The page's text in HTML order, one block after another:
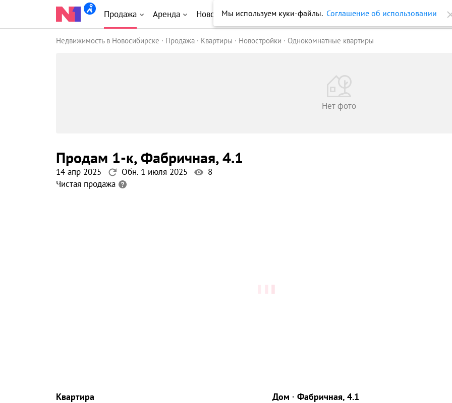
Продажа Аренда Новостройки Журнал Еще
Недвижимость в Новосибирске Продажа Квартиры Новостройки Однокомнатные квартиры
Нет фото
продам 1-к, Фабричная, 4.1
14 апр 2025 Обн. 1 июля 2025
8
Чистая продажа
Квартира Дом Фабричная, 4.1
Мы используем куки-файлы. Соглашение об использовании